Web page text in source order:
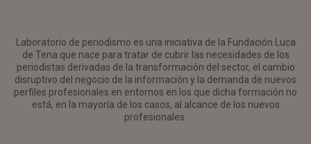
Laboratorio de periodismo es una iniciativa de la Fundación Luca
de Tena que nace para tratar de cubrir las necesidades de los
periodistas derivadas de la transformación del sector, el cambio
disruptivo del negocio de la información y la demanda de nuevos
perfiles profesionales en entornos en los que dicha formación no
está, en la mayoría de los casos, al alcance de los nuevos
profesionales.